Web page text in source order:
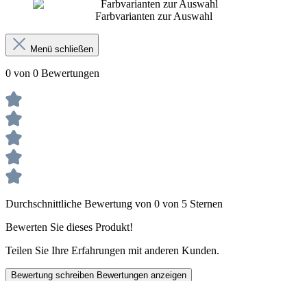
Farbvarianten zur Auswahl
Menü schließen
0 von 0 Bewertungen
Durchschnittliche Bewertung von 0 von 5 Sternen
Bewerten Sie dieses Produkt!
Teilen Sie Ihre Erfahrungen mit anderen Kunden.
Bewertung schreiben Bewertungen anzeigen